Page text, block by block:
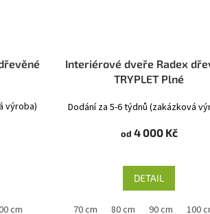
výroba)
cm
Interiérové dveře Radex
TRYPLET Plné
Dodání za 5-6 týdnů (zakázková
od 4 000 Kč
DETAIL
70 cm 80 cm 90 cm 100